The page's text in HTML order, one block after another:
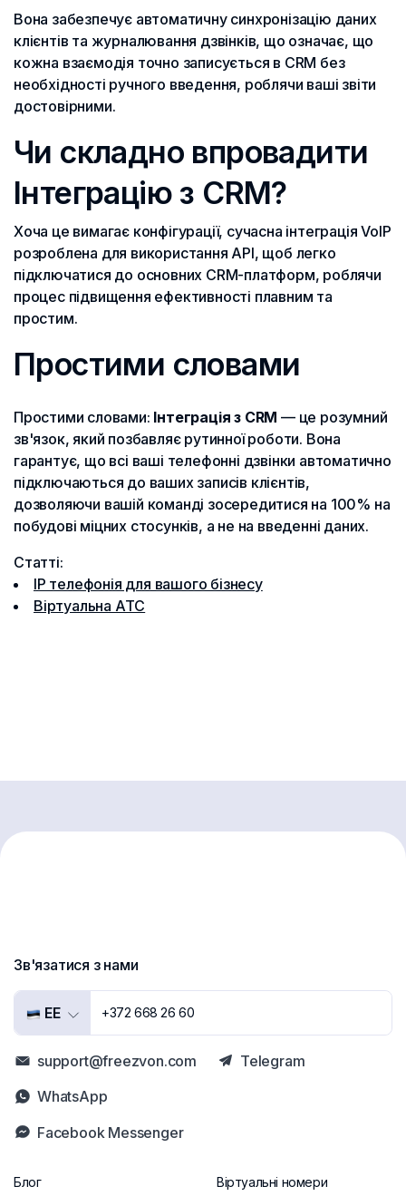
Вона забезпечує автоматичну синхронізацію даних
клієнтів та журналювання дзвінків, що означає, що
кожна взаємодія точно записується в CRM без
необхідності ручного введення, роблячи ваші звіти
достовірними.
Чи складно впровадити
Інтеграцію з CRM?
Хоча це вимагає конфігурації, сучасна інтеграція VoIP
розроблена для використання API, щоб легко
підключатися до основних CRM-платформ, роблячи
процес підвищення ефективності плавним та
простим.
Простими словами
Простими словами: Інтеграція з CRM — це розумний
зв'язок, який позбавляє рутинної роботи. Вона
гарантує, що всі ваші телефонні дзвінки автоматично
підключаються до ваших записів клієнтів,
дозволяючи вашій команді зосередитися на 100% на
побудові міцних стосунків, а не на введенні даних.
Статті:
IP телефонія для вашого бізнесу
Віртуальна АТС
Зв'язатися з нами
EE +372 668 26 60
support@freezvon.com
Facebook Messenger
Telegram
WhatsApp
Блог Віртуальні номери